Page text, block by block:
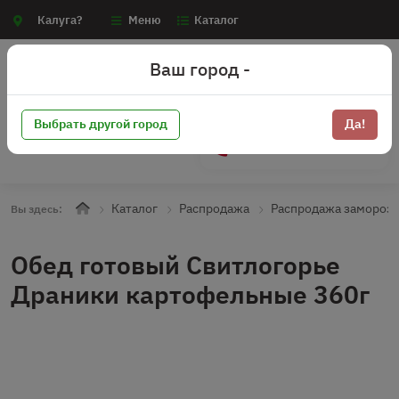
Калуга? Меню Каталог
Вы здесь: Каталог Распродажа Распродажа
Обед готовый Свитлогорье
Драники картофельные 360г
Ваш город -
Выбрать другой город Да!